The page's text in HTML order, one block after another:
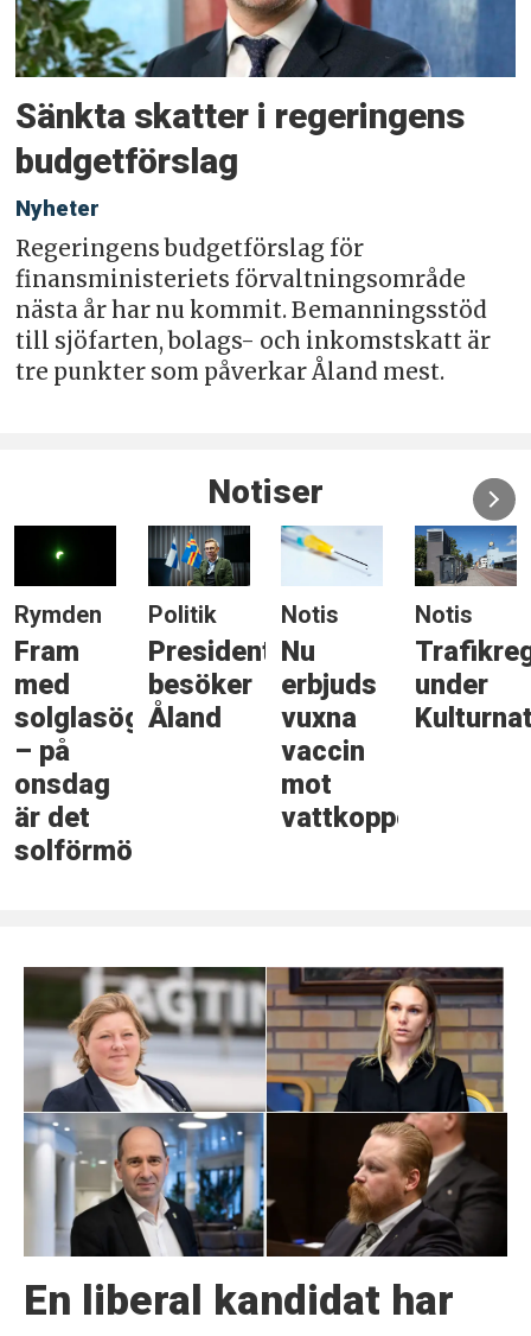
Sänkta skatter i regeringens
budgetförslag
Nyheter
Regeringens budgetförslag för
finansministeriets förvaltningsområde
nästa år har nu kommit. Bemanningsstöd
till sjöfarten, bolags- och inkomstskatt är
tre punkter som påverkar Åland mest.
Notiser
Rymden
Fram
med
solglasögonen
– på
onsdag
är det
solförmörkelse
Politik
Presidenten
besöker
Åland
Notis
Nu
erbjuds
vuxna
vaccin
mot
vattkoppor
Notis
under
En liberal kandidat har